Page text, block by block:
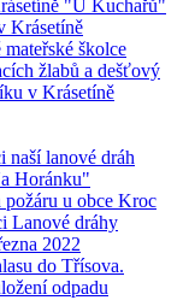
"U Kuchařů"
Krásetíně
školce
žlabů a dešťový
v Krásetíně
naší lanové dráh
Horánku"
požáru u obce Kroc
Lanové dráhy
2022
do Třísova.
odpadu